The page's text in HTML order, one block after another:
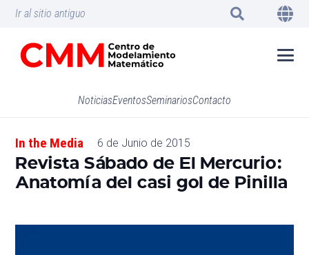
Ir al sitio antiguo
NoticiasEventosSeminariosContacto
In the Media 6 de Junio de 2015
Revista Sábado de El Mercurio:
Anatomía del casi gol de Pinilla